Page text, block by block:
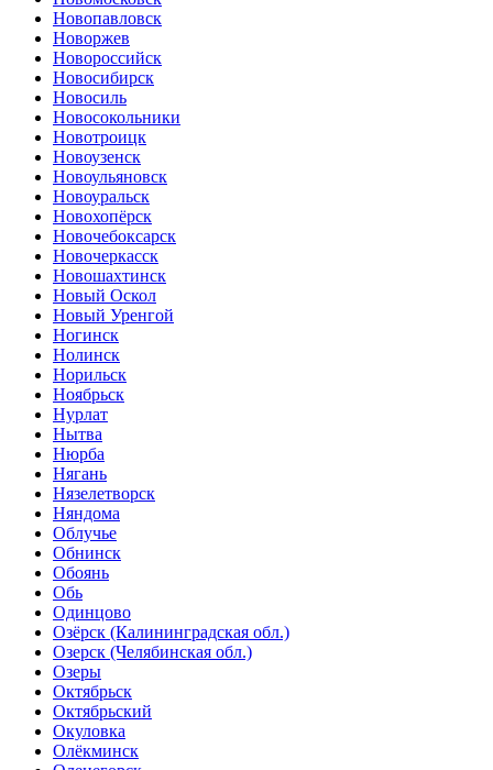
Новопавловск
Новоржев
Новороссийск
Новосибирск
Новосиль
Новосокольники
Новотроицк
Новоузенск
Новоульяновск
Новоуральск
Новохопёрск
Новочебоксарск
Новочеркасск
Новошахтинск
Новый Оскол
Новый Уренгой
Ногинск
Нолинск
Норильск
Ноябрьск
Нурлат
Нытва
Нюрба
Нягань
Нязелетворск
Няндома
Облучье
Обнинск
Обоянь
Обь
Одинцово
Озёрск (Калининградская обл.)
Озерск (Челябинская обл.)
Озеры
Октябрьск
Октябрьский
Окуловка
Олёкминск